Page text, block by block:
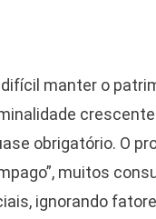
manter o
obrigatório. O
muitos
ignorando